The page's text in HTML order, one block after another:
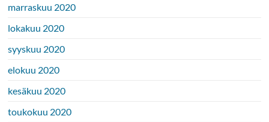
marraskuu 2020
lokakuu 2020
syyskuu 2020
elokuu 2020
kesäkuu 2020
toukokuu 2020